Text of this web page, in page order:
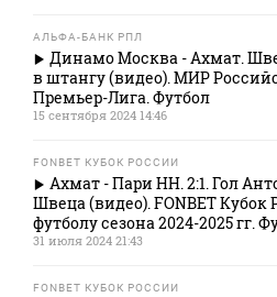
АЛЬФА-БАНК РПЛ
Динамо Москва - Ахмат.
в штангу (видео). МИР
Премьер-Лига. Футбол
15 сентября 2024 14:46
FONBET КУБОК РОССИИ
Ахмат - Пари НН. 2:1. Гол
Швеца (видео). FONBET Кубок
футболу сезона 2024-2025 гг.
31 июля 2024 21:43
FONBET КУБОК РОССИИ